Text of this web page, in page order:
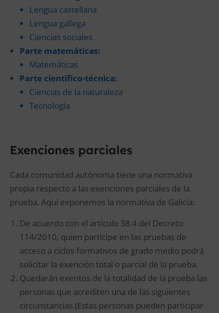
Lengua castellana
Lengua gallega
Ciencias sociales
Parte matemáticas:
Matemáticas
Parte científico-técnica:
Ciencias de la naturaleza
Tecnología
Exenciones parciales
Cada comunidad autónoma tiene una normativa
propia respecto a las exenciones parciales de la
prueba. Aquí exponemos la normativa de Galicia:
De acuerdo con el artículo 38.4 del Decreto
114/2010, quien participe en las pruebas de
acceso a ciclos formativos de grado medio podrá
solicitar la exención total o parcial de la prueba.
Quedarán exentos de la totalidad de la prueba las
personas que acrediten una de las siguientes
circunstancias (Estas personas pueden participar